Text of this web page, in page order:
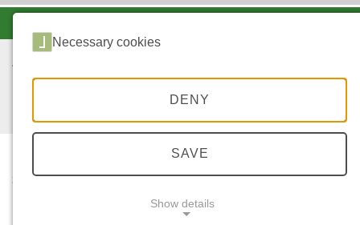
STARTSEITE
...
Necessary cookies
DENY
SAVE
Show details